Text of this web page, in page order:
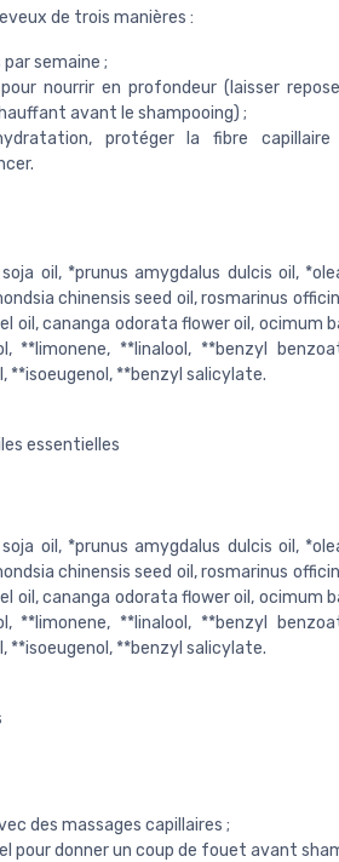
de trois manières :
semaine ;
nourrir en profondeur (laisser
avant le shampooing) ;
protéger la fibre
oil, *prunus amygdalus dulcis oil,
chinensis seed oil, rosmarinus
oil, cananga odorata flower oil, ocimum
**limonene, **linalool, **benzyl
**isoeugenol, **benzyl salicylate.
essentielles
oil, *prunus amygdalus dulcis oil,
chinensis seed oil, rosmarinus
oil, cananga odorata flower oil, ocimum
**limonene, **linalool, **benzyl
**isoeugenol, **benzyl salicylate.
des massages capillaires ;
pour donner un coup de fouet avant